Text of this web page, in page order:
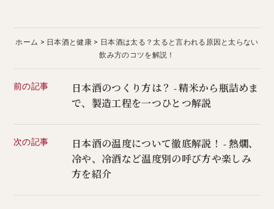
ホーム 日本酒と健康
日本酒は太る？太ると言われる原因と太らない
飲み方のコツを解説！
前の記事
日本酒のつくり方は？ - 精米から瓶詰めま
で、製造工程を一つひとつ解説
次の記事
日本酒の温度について徹底解説！ - 熱燗、
冷や、冷酒など温度別の呼び方や楽しみ
方を紹介